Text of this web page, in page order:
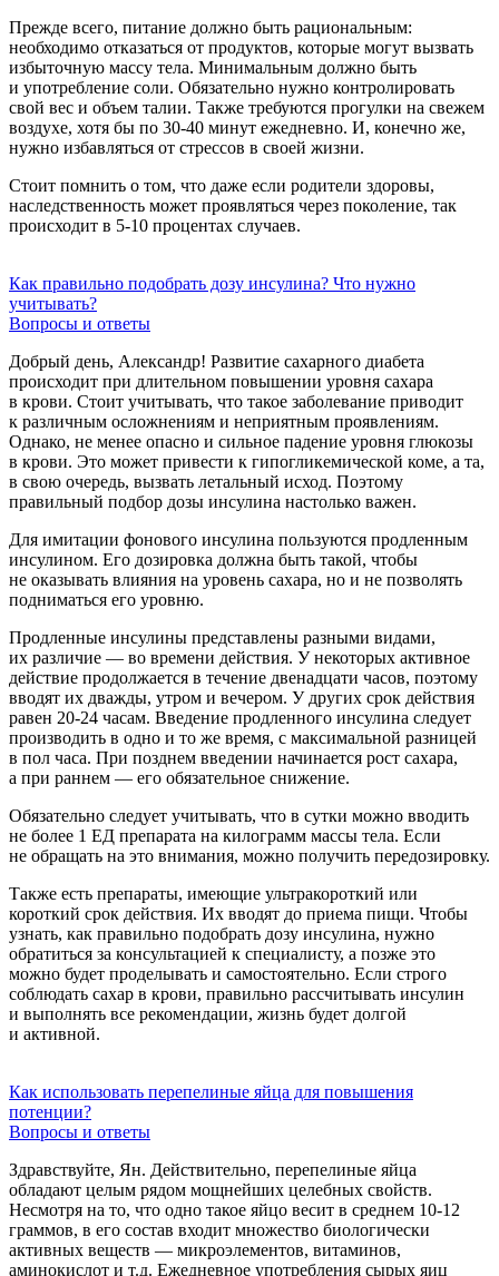
Прежде всего, питание должно быть рациональным:
необходимо отказаться от продуктов, которые могут вызвать
избыточную массу тела. Минимальным должно быть
и употребление соли. Обязательно нужно контролировать
свой вес и объем талии. Также требуются прогулки на свежем
воздухе, хотя бы по 30-40 минут ежедневно. И, конечно же,
нужно избавляться от стрессов в своей жизни.
Стоит помнить о том, что даже если родители здоровы,
наследственность может проявляться через поколение, так
происходит в 5-10 процентах случаев.
Как правильно подобрать дозу инсулина? Что нужно
учитывать?
Вопросы и ответы
Добрый день, Александр! Развитие сахарного диабета
происходит при длительном повышении уровня сахара
в крови. Стоит учитывать, что такое заболевание приводит
к различным осложнениям и неприятным проявлениям.
Однако, не менее опасно и сильное падение уровня глюкозы
в крови. Это может привести к гипогликемической коме, а та,
в свою очередь, вызвать летальный исход. Поэтому
правильный подбор дозы инсулина настолько важен.
Для имитации фонового инсулина пользуются продленным
инсулином. Его дозировка должна быть такой, чтобы
не оказывать влияния на уровень сахара, но и не позволять
подниматься его уровню.
Продленные инсулины представлены разными видами,
их различие — во времени действия. У некоторых активное
действие продолжается в течение двенадцати часов, поэтому
вводят их дважды, утром и вечером. У других срок действия
равен 20-24 часам. Введение продленного инсулина следует
производить в одно и то же время, с максимальной разницей
в пол часа. При позднем введении начинается рост сахара,
а при раннем — его обязательное снижение.
Обязательно следует учитывать, что в сутки можно вводить
не более 1 ЕД препарата на килограмм массы тела. Если
не обращать на это внимания, можно получить передозировку.
Также есть препараты, имеющие ультракороткий или
короткий срок действия. Их вводят до приема пищи. Чтобы
узнать, как правильно подобрать дозу инсулина, нужно
обратиться за консультацией к специалисту, а позже это
можно будет проделывать и самостоятельно. Если строго
соблюдать сахар в крови, правильно рассчитывать инсулин
и выполнять все рекомендации, жизнь будет долгой
и активной.
Как использовать перепелиные яйца для повышения
потенции?
Вопросы и ответы
Здравствуйте, Ян. Действительно, перепелиные яйца
обладают целым рядом мощнейших целебных свойств.
Несмотря на то, что одно такое яйцо весит в среднем 10-12
граммов, в его состав входит множество биологически
активных веществ — микроэлементов, витаминов,
аминокислот и т.д. Ежедневное употребления сырых яиц